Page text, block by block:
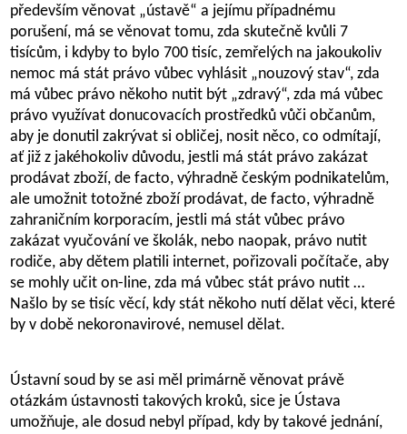
především věnovat „ústavě“ a jejímu případnému
porušení, má se věnovat tomu, zda skutečně kvůli 7
tisícům, i kdyby to bylo 700 tisíc, zemřelých na jakoukoliv
nemoc má stát právo vůbec vyhlásit „nouzový stav“, zda
má vůbec právo někoho nutit být „zdravý“, zda má vůbec
právo využívat donucovacích prostředků vůči občanům,
aby je donutil zakrývat si obličej, nosit něco, co odmítají,
ať již z jakéhokoliv důvodu, jestli má stát právo zakázat
prodávat zboží, de facto, výhradně českým podnikatelům,
ale umožnit totožné zboží prodávat, de facto, výhradně
zahraničním korporacím, jestli má stát vůbec právo
zakázat vyučování ve školák, nebo naopak, právo nutit
rodiče, aby dětem platili internet, pořizovali počítače, aby
se mohly učit on-line, zda má vůbec stát právo nutit …
Našlo by se tisíc věcí, kdy stát někoho nutí dělat věci, které
by v době nekoronavirové, nemusel dělat.
Ústavní soud by se asi měl primárně věnovat právě
otázkám ústavnosti takových kroků, sice je Ústava
umožňuje, ale dosud nebyl případ, kdy by takové jednání,